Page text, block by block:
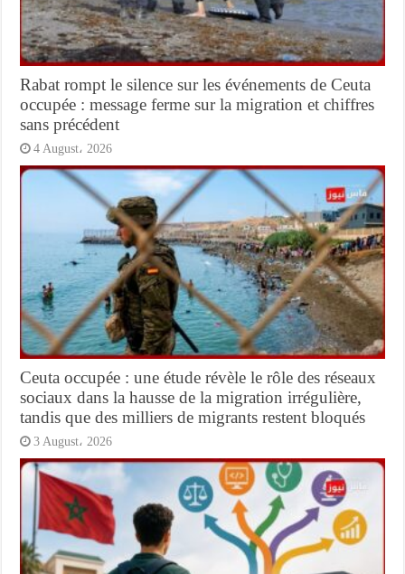
Rabat rompt le silence sur les événements de Ceuta
occupée : message ferme sur la migration et chiffres
sans précédent
4 August، 2026
Ceuta occupée : une étude révèle le rôle des réseaux
sociaux dans la hausse de la migration irrégulière,
tandis que des milliers de migrants restent bloqués
3 August، 2026